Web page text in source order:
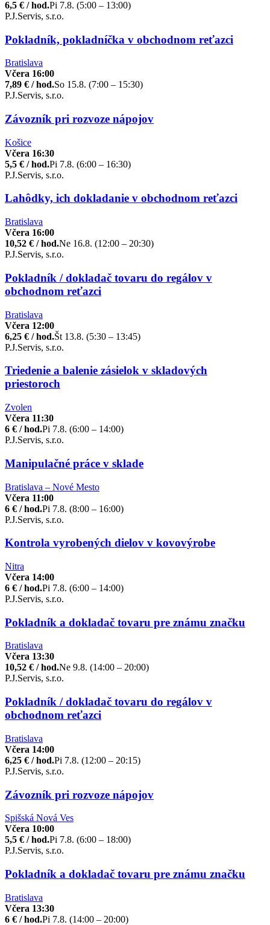
6,5 € / hod.Pi 7.8. (5:00 – 13:00)
P.J.Servis, s.r.o.
Pokladník, pokladníčka v obchodnom reťazci
Bratislava
Včera 16:00
7,89 € / hod.So 15.8. (7:00 – 15:30)
P.J.Servis, s.r.o.
Závozník pri rozvoze nápojov
Košice
Včera 16:30
5,5 € / hod.Pi 7.8. (6:00 – 16:30)
P.J.Servis, s.r.o.
Lahôdky, ich dokladanie v obchodnom reťazci
Bratislava
Včera 16:00
10,52 € / hod.Ne 16.8. (12:00 – 20:30)
P.J.Servis, s.r.o.
Pokladník / dokladač tovaru do regálov v
obchodnom reťazci
Bratislava
Včera 12:00
6,25 € / hod.Št 13.8. (5:30 – 13:45)
P.J.Servis, s.r.o.
Triedenie a balenie zásielok v skladových
priestoroch
Zvolen
Včera 11:30
6 € / hod.Pi 7.8. (6:00 – 14:00)
P.J.Servis, s.r.o.
Manipulačné práce v sklade
Bratislava – Nové Mesto
Včera 11:00
6 € / hod.Pi 7.8. (8:00 – 16:00)
P.J.Servis, s.r.o.
Kontrola vyrobených dielov v kovovýrobe
Nitra
Včera 14:00
6 € / hod.Pi 7.8. (6:00 – 14:00)
P.J.Servis, s.r.o.
Pokladník a dokladač tovaru pre známu značku
Bratislava
Včera 13:30
10,52 € / hod.Ne 9.8. (14:00 – 20:00)
P.J.Servis, s.r.o.
Pokladník / dokladač tovaru do regálov v
obchodnom reťazci
Bratislava
Včera 14:00
6,25 € / hod.Pi 7.8. (12:00 – 20:15)
P.J.Servis, s.r.o.
Závozník pri rozvoze nápojov
Spišská Nová Ves
Včera 10:00
5,5 € / hod.Pi 7.8. (6:00 – 18:00)
P.J.Servis, s.r.o.
Pokladník a dokladač tovaru pre známu značku
Bratislava
Včera 13:30
6 € / hod.Pi 7.8. (14:00 – 20:00)